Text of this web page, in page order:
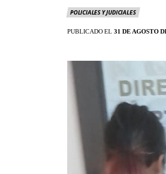
POLICIALES Y JUDICIALES
PUBLICADO EL 31 DE AGOSTO